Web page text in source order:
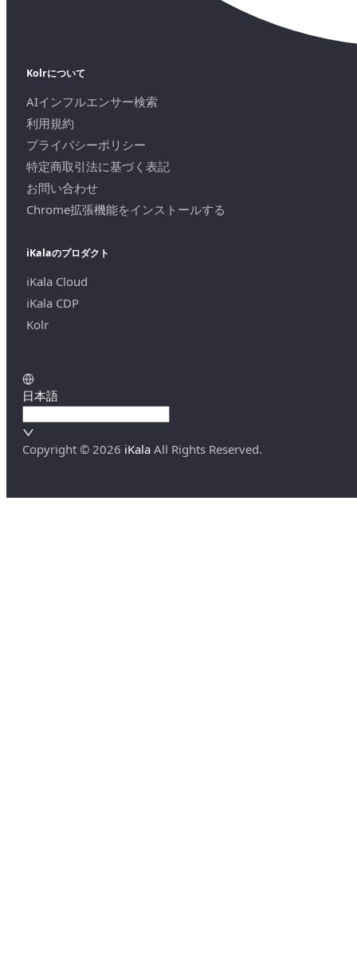
Kolrについて
AIインフルエンサー検索
利用規約
プライバシーポリシー
特定商取引法に基づく表記
お問い合わせ
Chrome拡張機能をインストールする
iKalaのプロダクト
iKala Cloud
iKala CDP
Kolr
日本語
Copyright © 2026 iKala All Rights Reserved.